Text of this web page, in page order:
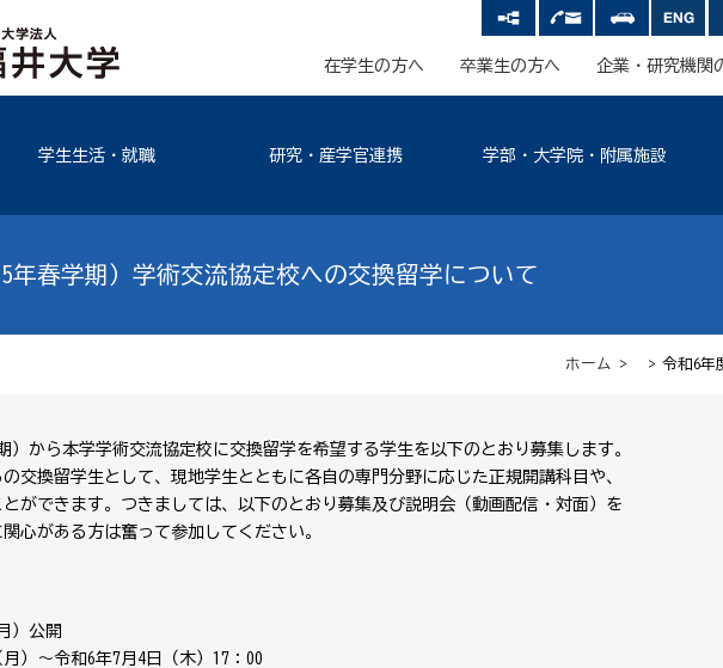
在学生の方へ 卒業生の方へ 企業・研究機関
学生生活・就職 研究・産学官連携 学部・大学院・附属施設
年春学期）学術交流協定校への交換留学について
ホーム > > 令和6年
）から本学学術交流協定校に交換留学を希望する学生を以下のとおり募集します。
交換留学生として、現地学生とともに各自の専門分野に応じた正規開講科目や、
ができます。つきましては、以下のとおり募集及び説明会（動画配信・対面）を
心がある方は奮って参加してください。
）公開
）～令和6年7月4日（木）17：00